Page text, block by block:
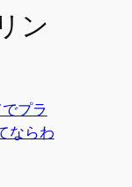
ン
プラ
ならわ